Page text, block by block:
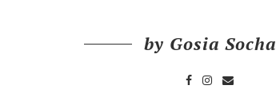
by Gosia Socha